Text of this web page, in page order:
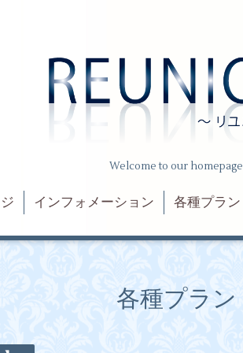
Welcome to our homepage
インフォメーション 各種プラン
各種プラン